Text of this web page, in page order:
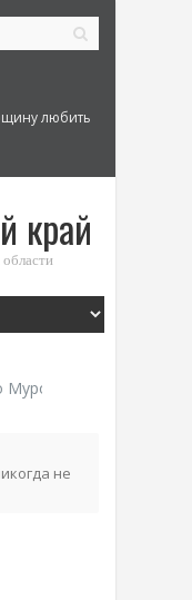
любить
край
Муром: «Былинный
не